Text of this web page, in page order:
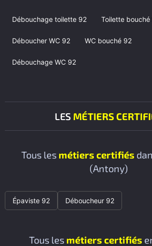
Débouchage toilette 92 Toilette bouché
Déboucher WC 92 WC bouché 92
Débouchage WC 92
LES MÉTIERS
Tous les métiers certifiés
(Antony)
Épaviste 92 Déboucheur 92
Tous les métiers certifiés